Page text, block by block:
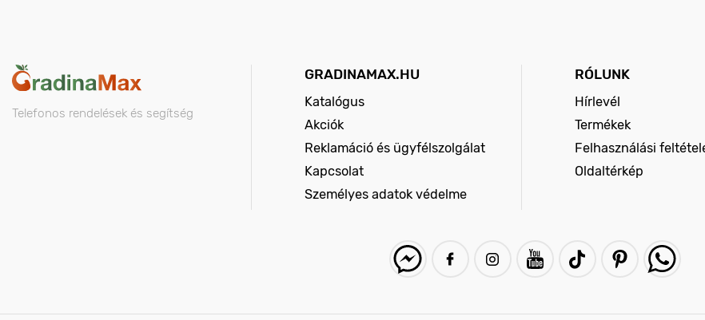
Telefonos rendelések és segítség
GRADINAMAX.HU
Katalógus
Akciók
Reklamáció és ügyfélszolgálat
Kapcsolat
Személyes adatok védelme
RÓLUNK
Hírlevél
Termékek
Felhasználási
Oldaltérkép